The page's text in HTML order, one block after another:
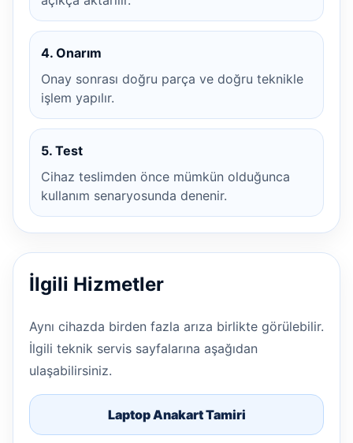
4. Onarım
Onay sonrası doğru parça ve doğru teknikle
işlem yapılır.
5. Test
Cihaz teslimden önce mümkün olduğunca
kullanım senaryosunda denenir.
İlgili Hizmetler
Aynı cihazda birden fazla arıza birlikte görülebilir.
İlgili teknik servis sayfalarına aşağıdan
ulaşabilirsiniz.
Laptop Anakart Tamiri